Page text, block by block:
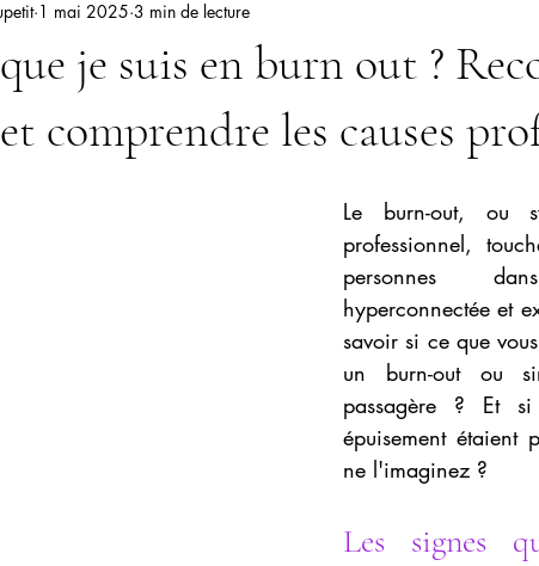
Psychanalyse Transgénérationnelle
Angoisse Dépression Burn-out /
Syndrome de l'imposteur Troubles du sommeil
Troubles alimentaires (TCA)
je suis en burn out ?
comprendre les causes
1 mai 2025 3 min de lecture
Le burn-out, ou
professionnel,
personnes
hyperconnectée et
savoir si ce que
un burn-out ou
passagère ? Et
épuisement étaient
ne l'imaginez ?
Les signes